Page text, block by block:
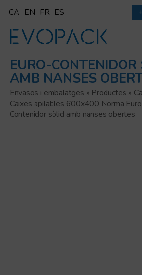
contingut
CA EN FR ES
EURO-CONTENIDOR
AMB NANSES
Envasos i embalatges » Productes »
Caixes apilables 600x400 Norma
Contenidor sòlid amb nanses obertes